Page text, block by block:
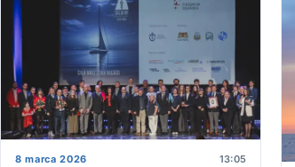
8 marca 2026 13:05